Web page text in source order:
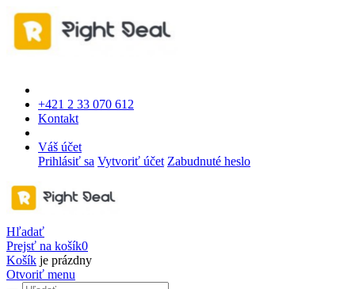
+421 2 33 070 612
Kontakt
Váš účet
Prihlásiť sa Vytvoriť účet Zabudnuté heslo
Hľadať
Prejsť na košík0
Košík je prázdny
Otvoriť menu